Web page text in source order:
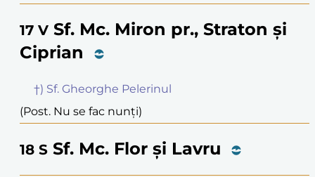
17 V Sf. Mc. Miron pr., Straton și
Ciprian
†) Sf. Gheorghe Pelerinul
(Post. Nu se fac nunți)
18 S Sf. Mc. Flor și Lavru